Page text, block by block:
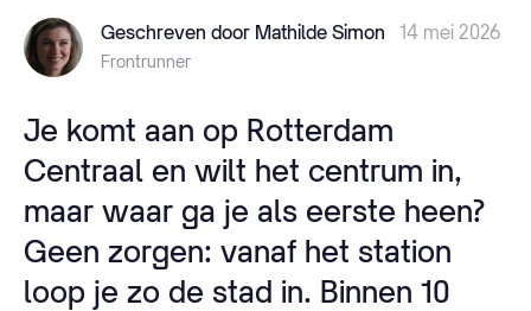
Geschreven door Mathilde Simon 14 mei 2026
Frontrunner
Je komt aan op Rotterdam
Centraal en wilt het centrum in,
maar waar ga je als eerste heen?
Geen zorgen: vanaf het station
loop je zo de stad in. Binnen 10